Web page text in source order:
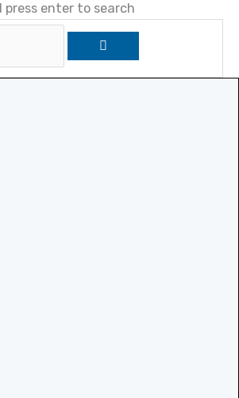
enter to search